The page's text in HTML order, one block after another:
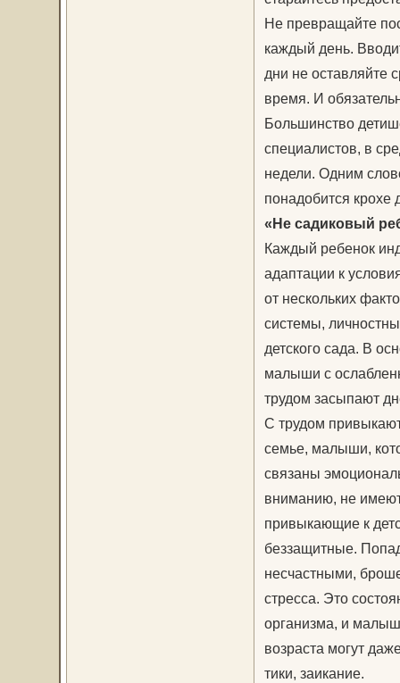
Не превращайте
каждый день.
дни не оставляйте
время. И
Большинство
специалистов, в
недели. Одним
понадобится
«Не садиковый
Каждый ребенок
адаптации к
от нескольких
системы,
детского сада. В
малыши с
трудом засыпают
С трудом
семье, малыши,
связаны
вниманию, не
привыкающие к
беззащитные.
несчастными,
стресса. Это
организма, и малыш
возраста могут
тики, заикание.